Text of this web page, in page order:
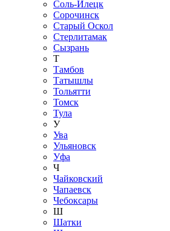
Соль-Илецк
Сорочинск
Старый Оскол
Стерлитамак
Сызрань
Т
Тамбов
Татышлы
Тольятти
Томск
Тула
У
Ува
Ульяновск
Уфа
Ч
Чайковский
Чапаевск
Чебоксары
Ш
Шатки